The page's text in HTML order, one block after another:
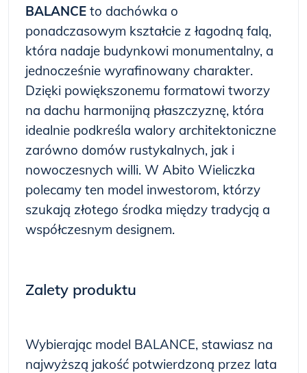
BALANCE to dachówka o
ponadczasowym kształcie z łagodną falą,
która nadaje budynkowi monumentalny, a
jednocześnie wyrafinowany charakter.
Dzięki powiększonemu formatowi tworzy
na dachu harmonijną płaszczyznę, która
idealnie podkreśla walory architektoniczne
zarówno domów rustykalnych, jak i
nowoczesnych willi. W Abito Wieliczka
polecamy ten model inwestorom, którzy
szukają złotego środka między tradycją a
współczesnym designem.
Zalety produktu
Wybierając model BALANCE, stawiasz na
najwyższą jakość potwierdzoną przez lata